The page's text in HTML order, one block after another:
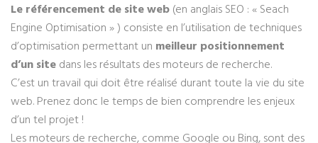
Le référencement de site web(en anglais SEO : « Seach
Engine Optimisation » ) consiste en l’utilisation de techniques
d’optimisation permettant un meilleur positionnement
d’un sitedans les résultats des moteurs de recherche.
C’est un travail qui doit être réalisé durant toute la vie du site
web. Prenez donc le temps de bien comprendre les enjeux
d’un tel projet !
Les moteurs de recherche, comme Google ou Bing, sont des